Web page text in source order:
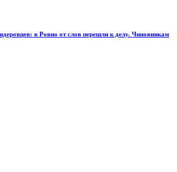
в Ровно от слов перешли к делу. Чиновникам